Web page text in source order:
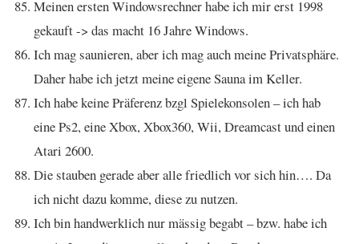
Meinen ersten Windowsrechner habe ich mir erst 1998
gekauft -> das macht 16 Jahre Windows.
Ich mag saunieren, aber ich mag auch meine Privatsphäre.
Daher habe ich jetzt meine eigene Sauna im Keller.
Ich habe keine Präferenz bzgl Spielekonsolen – ich hab
eine Ps2, eine Xbox, Xbox360, Wii, Dreamcast und einen
Atari 2600.
Die stauben gerade aber alle friedlich vor sich hin…. Da
ich nicht dazu komme, diese zu nutzen.
Ich bin handwerklich nur mässig begabt – bzw. habe ich